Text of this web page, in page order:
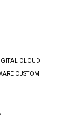
CLOUD
CUSTOM